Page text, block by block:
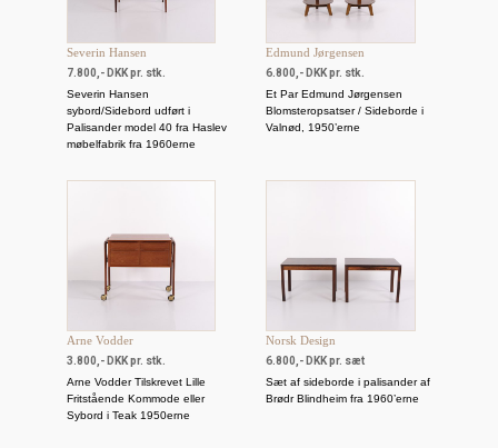
Severin Hansen
7.800,- DKK pr. stk.
Severin Hansen
sybord/Sidebord udført i
Palisander model 40 fra Haslev
møbelfabrik fra 1960erne
Edmund Jørgensen
6.800,- DKK pr. stk.
Et Par Edmund Jørgensen
Blomsteropsatser / Sideborde i
Valnød, 1950’erne
Arne Vodder
3.800,- DKK pr. stk.
Arne Vodder Tilskrevet Lille
Fritstående Kommode eller
Sybord i Teak 1950erne
Norsk Design
6.800,- DKK pr. sæt
Sæt af sideborde i palisander af
Brødr Blindheim fra 1960’erne